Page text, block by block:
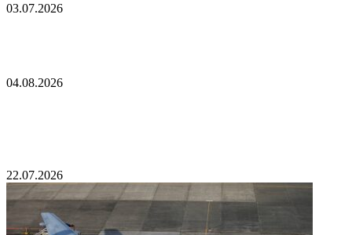
03.07.2026
04.08.2026
22.07.2026